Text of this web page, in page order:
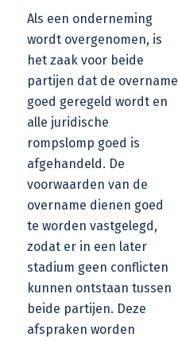
Als een onderneming
wordt overgenomen, is
het zaak voor beide
partijen dat de overname
goed geregeld wordt en
alle juridische
rompslomp goed is
afgehandeld. De
voorwaarden van de
overname dienen goed
te worden vastgelegd,
zodat er in een later
stadium geen conflicten
kunnen ontstaan tussen
beide partijen. Deze
afspraken worden